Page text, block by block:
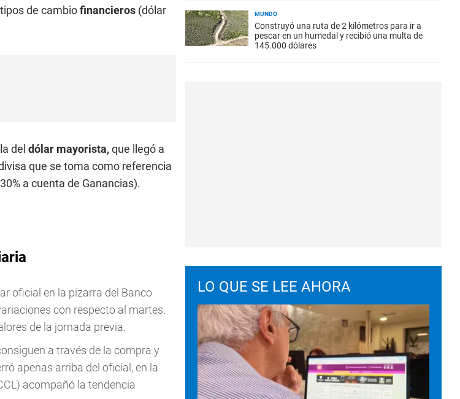
de cambiofinancieros (dólar
del dólar mayorista,que llegó a
que se toma como referencia
a cuenta de Ganancias).
oficial en la pizarra del Banco
con respecto al martes.
de la jornada previa.
a través de la compra y
apenas arriba del oficial, en la
acompañó la tendencia
MUNDO
Construyó una ruta de 2 kilómetros para ir a
pescar en un humedal y recibió una multa de
145.000 dólares
LO QUE SE LEE AHORA